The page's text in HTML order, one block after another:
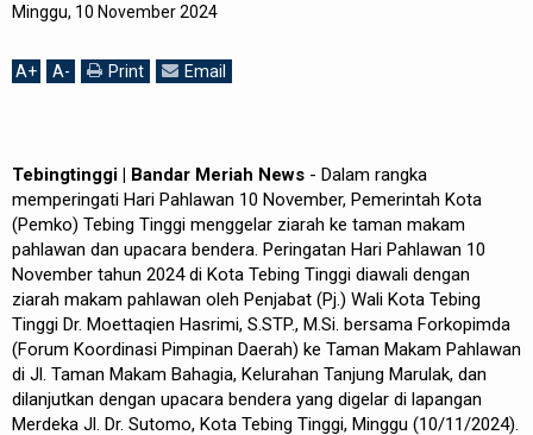
Minggu, 10 November 2024
A+ A- Print Email
Tebingtinggi | Bandar Meriah News - Dalam rangka
memperingati Hari Pahlawan 10 November, Pemerintah Kota
(Pemko) Tebing Tinggi menggelar ziarah ke taman makam
pahlawan dan upacara bendera. Peringatan Hari Pahlawan 10
November tahun 2024 di Kota Tebing Tinggi diawali dengan
ziarah makam pahlawan oleh Penjabat (Pj.) Wali Kota Tebing
Tinggi Dr. Moettaqien Hasrimi, S.STP., M.Si. bersama Forkopimda
(Forum Koordinasi Pimpinan Daerah) ke Taman Makam Pahlawan
di Jl. Taman Makam Bahagia, Kelurahan Tanjung Marulak, dan
dilanjutkan dengan upacara bendera yang digelar di lapangan
Merdeka Jl. Dr. Sutomo, Kota Tebing Tinggi, Minggu (10/11/2024).